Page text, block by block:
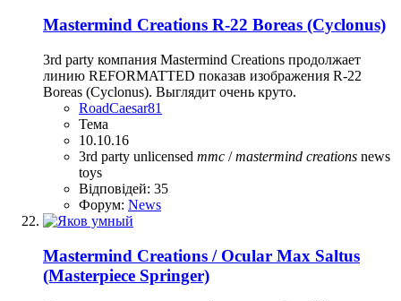
Mastermind Creations R-22 Boreas (Cyclonus)
3rd party компания Mastermind Creations продолжает
линию REFORMATTED показав изображения R-22
Boreas (Cyclonus). Выглядит очень круто.
RoadCaesar81
Тема
10.10.16
3rd party unlicensed mmc /mastermind creations news
toys
Відповідей: 35
Форум: News
Mastermind Creations / Ocular Max Saltus
(Masterpiece Springer)